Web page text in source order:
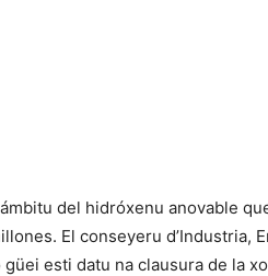
del hidróxenu anovable
El conseyeru d’Industria,
esti datu na clausura de la